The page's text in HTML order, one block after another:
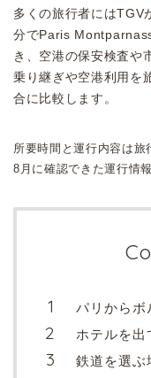
多くの旅行者にはTGV
分でParis
き、空港の保安検査や
乗り継ぎや空港利用を
合に比較します。
所要時間と運行内容は
8月に確認できた運行情
パリからボ
ホテルを出
鉄道を選ぶ